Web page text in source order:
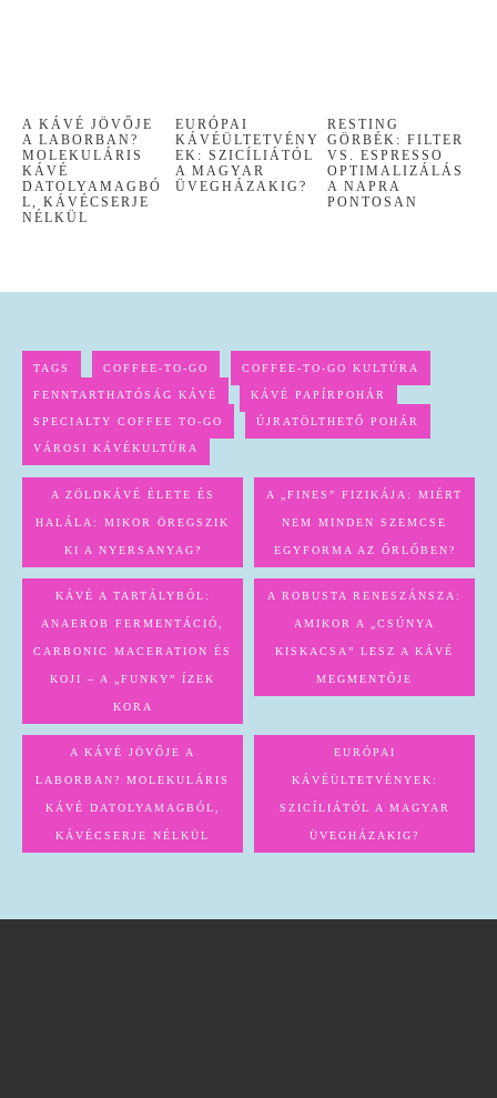
A KÁVÉ JÖVŐJE
A LABORBAN?
MOLEKULÁRIS
KÁVÉ
DATOLYAMAGBÓ
L, KÁVÉCSERJE
NÉLKÜL
EURÓPAI
KÁVÉÜLTETVÉNY
EK: SZICÍLIÁTÓL
A MAGYAR
ÜVEGHÁZAKIG?
RESTING
GÖRBÉK: FILTER
VS. ESPRESSO
OPTIMALIZÁLÁS
A NAPRA
PONTOSAN
TAGS COFFEE-TO-GO COFFEE-TO-GO KULTÚRA
FENNTARTHATÓSÁG KÁVÉ KÁVÉ PAPÍRPOHÁR
SPECIALTY COFFEE TO-GO ÚJRATÖLTHETŐ POHÁR
VÁROSI KÁVÉKULTÚRA
A ZÖLDKÁVÉ ÉLETE ÉS
HALÁLA: MIKOR ÖREGSZIK
KI A NYERSANYAG?
A „FINES” FIZIKÁJA: MIÉRT
NEM MINDEN SZEMCSE
EGYFORMA AZ ŐRLŐBEN?
KÁVÉ A TARTÁLYBÓL:
ANAEROB FERMENTÁCIÓ,
CARBONIC MACERATION ÉS
KOJI – A „FUNKY” ÍZEK
KORA
A ROBUSTA RENESZÁNSZA:
AMIKOR A „CSÚNYA
KISKACSA” LESZ A KÁVÉ
MEGMENTŐJE
A KÁVÉ JÖVŐJE A
LABORBAN? MOLEKULÁRIS
KÁVÉ DATOLYAMAGBÓL,
KÁVÉCSERJE NÉLKÜL
EURÓPAI
KÁVÉÜLTETVÉNYEK:
SZICÍLIÁTÓL A MAGYAR
ÜVEGHÁZAKIG?